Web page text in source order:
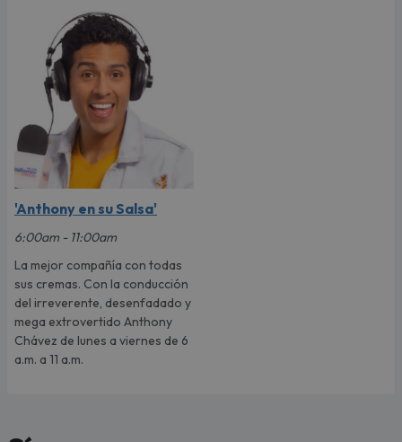
'Anthony en su Salsa'
6:00am - 11:00am
La mejor compañía con todas
sus cremas. Con la conducción
del irreverente, desenfadado y
mega extrovertido Anthony
Chávez de lunes a viernes de 6
a.m. a 11 a.m.